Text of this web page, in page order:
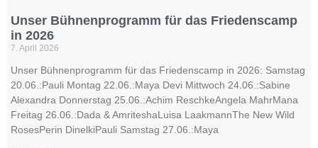
Unser Bühnenprogramm für das Friedenscamp
in 2026
7. April 2026
Unser Bühnenprogramm für das Friedenscamp in 2026: Samstag
20.06.:Pauli Montag 22.06.:Maya Devi Mittwoch 24.06.:Sabine
Alexandra Donnerstag 25.06.:Achim ReschkeAngela MahrMana
Freitag 26.06.:Dada & AmriteshaLuisa LaakmannThe New Wild
RosesPerin DinelkiPauli Samstag 27.06.:Maya